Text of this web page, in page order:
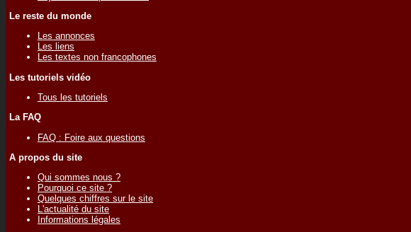
Le reste du monde
Les annonces
Les liens
Les textes non francophones
Les tutoriels vidéo
Tous les tutoriels
La FAQ
FAQ : Foire aux questions
A propos du site
Qui sommes nous ?
Pourquoi ce site ?
Quelques chiffres sur le site
L'actualité du site
Informations légales